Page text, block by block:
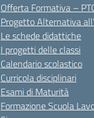
Offerta Formativa –
Progetto Alternativa
Le schede didattiche
I progetti delle classi
Calendario scolastico
Curricola disciplinari
Esami di Maturità
Formazione Scuola